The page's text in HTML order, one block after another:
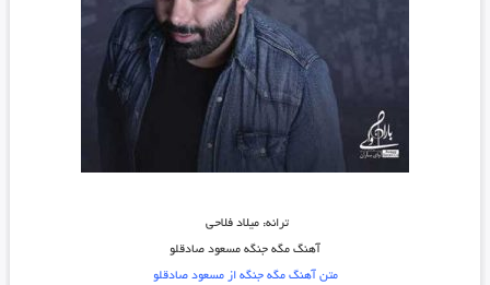
ترانه: میلاد فلاحی
آهنگ مگه جنگه مسعود صادقلو
متن آهنگ مگه جنگه از مسعود صادقلو